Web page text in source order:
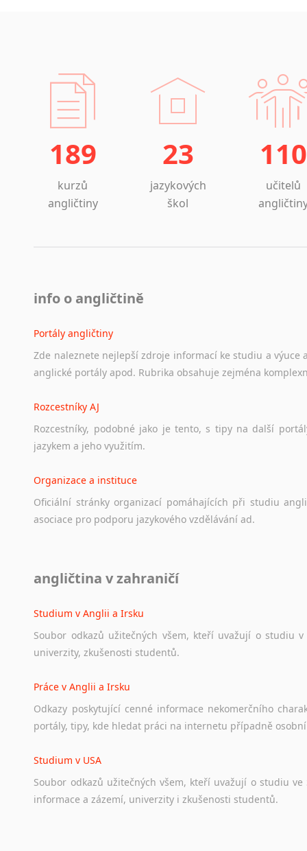
189
kurzů
angličtiny
23
jazykových
škol
110
učitelů
info o angličtině
Portály angličtiny
Zde naleznete nejlepší zdroje informací ke studiu a výuce
anglické portály apod. Rubrika obsahuje zejména
Rozcestníky AJ
Rozcestníky, podobné jako je tento, s tipy na další
jazykem a jeho využitím.
Organizace a instituce
Oficiální stránky organizací pomáhajících při studiu
asociace pro podporu jazykového vzdělávání ad.
Ať už se jedná o česká diskusní
angličtina v zahraničí
Studium v Anglii a Irsku
Soubor odkazů užitečných všem, kteří uvažují o studiu v
univerzity, zkušenosti studentů.
Práce v Anglii a Irsku
Odkazy poskytující cenné informace nekomerčního
portály, tipy, kde hledat práci na internetu případně osobní
Studium v USA
Soubor odkazů užitečných všem, kteří uvažují o studiu ve
informace a zázemí, univerzity i zkušenosti studentů.